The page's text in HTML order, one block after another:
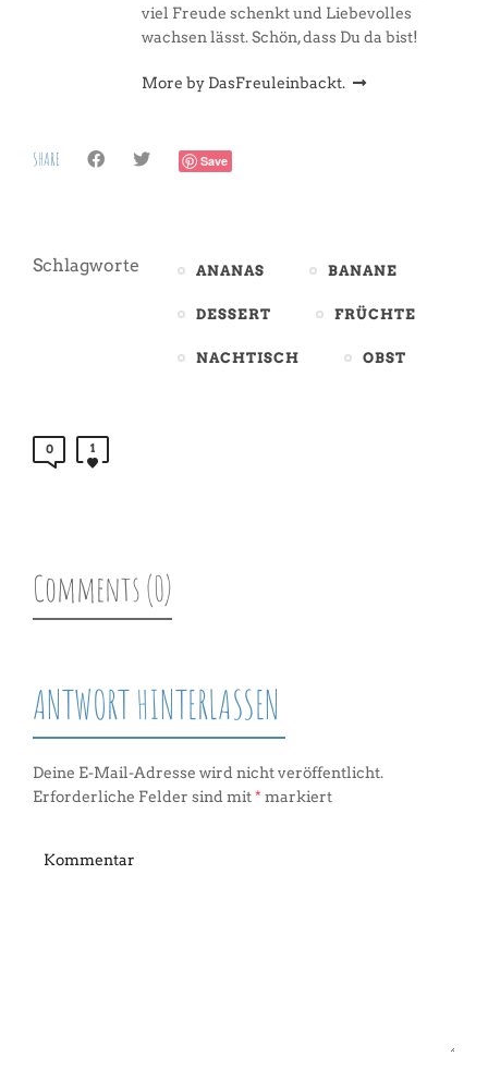
viel Freude schenkt und Liebevolles
wachsen lässt. Schön, dass Du da bist!
More by DasFreuleinbackt.
SHARE Save
Schlagworte ANANAS BANANE
DESSERT FRÜCHTE
NACHTISCH OBST
0 1
Comments (0)
ANTWORT HINTERLASSEN
Deine E-Mail-Adresse wird nicht veröffentlicht.
Erforderliche Felder sind mit* markiert